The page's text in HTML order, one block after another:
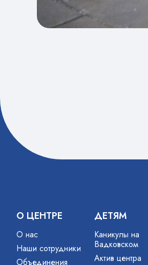
О ЦЕНТРЕ
О нас
Наши сотрудники
Объединения
ДЕТЯМ
Каникулы на
Вадковском
Актив центра